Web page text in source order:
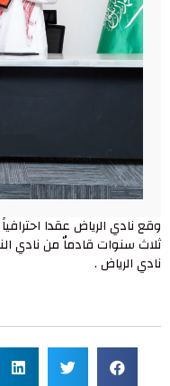
وقع نادي الرياض عقدا
ثلاث سنوات قادماٌ من نادي
نادي الرياض .